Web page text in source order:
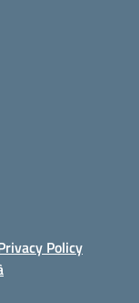
Policy